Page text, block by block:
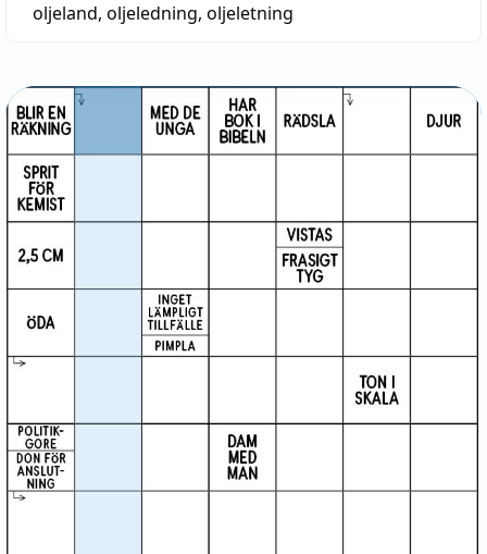
oljeland, oljeledning, oljeletning